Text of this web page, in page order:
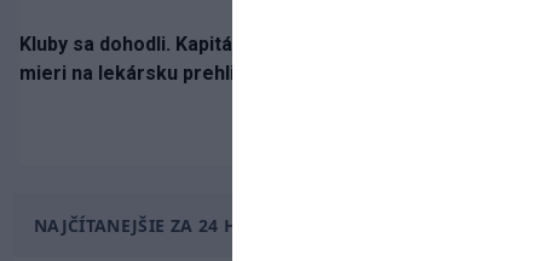
Kluby sa dohodli. Kapitán Sparty Praha Lukáš Haraslín
mieri na lekársku prehliadku
NAJČÍTANEJŠIE ZA 24 HODÍN